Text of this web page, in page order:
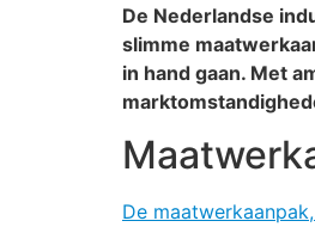
De Nederlandse
slimme
in hand gaan. Met
De